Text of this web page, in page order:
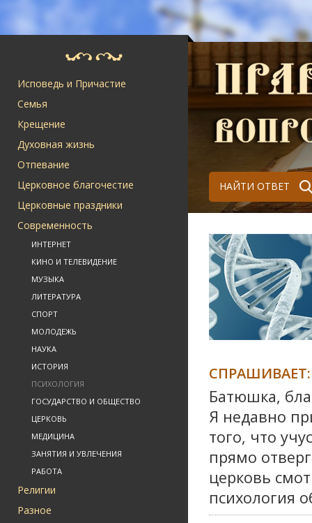
Исповедь и Причастие
Семья
Крещение
Духовная жизнь
Отпевание
Церковное благочестие
Церковные праздники
Современность
ИНТЕРНЕТ
КИНО И ТЕЛЕВИДЕНИЕ
МУЗЫКА
ЛИТЕРАТУРА
СПОРТ
МОЛОДЕЖЬ
НАУКА
ИСТОРИЯ
ПСИХОЛОГИЯ
ГОСУДАРСТВО И ОБЩЕСТВО
ЦЕРКОВЬ
МЕДИЦИНА
ЗАНЯТИЯ И УВЛЕЧЕНИЯ
РАБОТА
Религии
Разное
НАЙТИ ОТВЕТ
СПРАШИВАЕТ:
Батюшка,
Я недавно
того, что
прямо
церковь
психология